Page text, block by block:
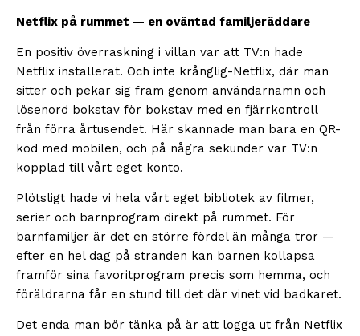
Netflix på rummet — en oväntad familjeräddare
En positiv överraskning i villan var att TV:n hade
Netflix installerat. Och inte krånglig-Netflix, där man
sitter och pekar sig fram genom användarnamn och
lösenord bokstav för bokstav med en fjärrkontroll
från förra årtusendet. Här skannade man bara en QR-
kod med mobilen, och på några sekunder var TV:n
kopplad till vårt eget konto.
Plötsligt hade vi hela vårt eget bibliotek av filmer,
serier och barnprogram direkt på rummet. För
barnfamiljer är det en större fördel än många tror —
efter en hel dag på stranden kan barnen kollapsa
framför sina favoritprogram precis som hemma, och
föräldrarna får en stund till det där vinet vid badkaret.
Det enda man bör tänka på är att logga ut från Netflix